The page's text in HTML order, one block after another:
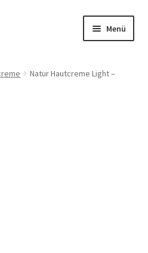
Menü
Natur Hautcreme Light –